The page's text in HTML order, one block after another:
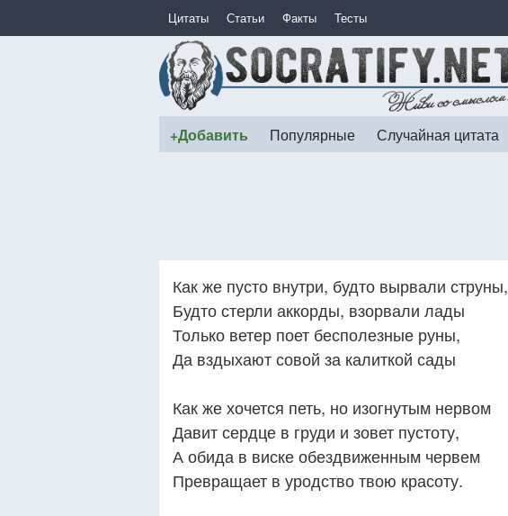
Цитаты Статьи Факты Тесты
+Добавить Популярные Случайная цитата
Как же пусто внутри, будто вырвали струны,
Будто стерли аккорды, взорвали лады
Только ветер поет бесполезные руны,
Да вздыхают совой за калиткой сады
Как же хочется петь, но изогнутым нервом
Давит сердце в груди и зовет пустоту,
А обида в виске обездвиженным червем
Превращает в уродство твою красоту.